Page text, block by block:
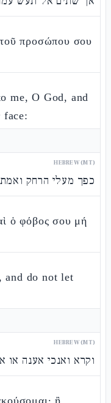
τοῦ προσώπου σου
me, O God, and
HEBREW (MT)
כפך מעלי הרחק
ὁ φόβος σου μή
and do not let
HEBREW (MT)
וקרא ואנכי אענה או
ἢ